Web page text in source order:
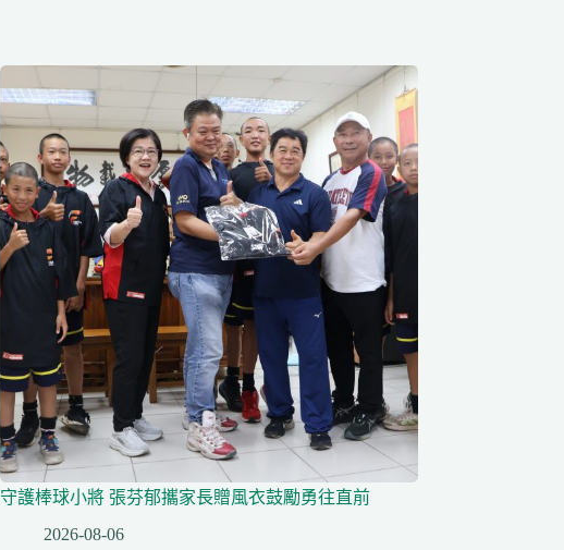
守護棒球小將 張芬郁攜家長贈風衣鼓勵勇往直前
2026-08-06